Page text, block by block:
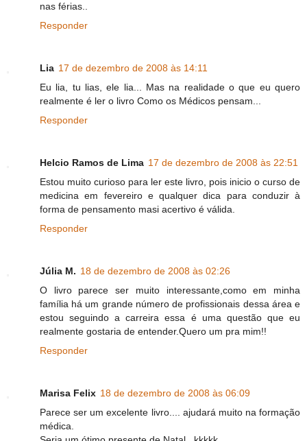
nas férias..
Responder
Lia 17 de dezembro de 2008 às 14:11
Eu lia, tu lias, ele lia... Mas na realidade o que eu quero
realmente é ler o livro Como os Médicos pensam...
Responder
Helcio Ramos de Lima 17 de dezembro de 2008 às 22:51
Estou muito curioso para ler este livro, pois inicio o curso de
medicina em fevereiro e qualquer dica para conduzir à
forma de pensamento masi acertivo é válida.
Responder
Júlia M. 18 de dezembro de 2008 às 02:26
O livro parece ser muito interessante,como em minha
família há um grande número de profissionais dessa área e
estou seguindo a carreira essa é uma questão que eu
realmente gostaria de entender.Quero um pra mim!!
Responder
Marisa Felix 18 de dezembro de 2008 às 06:09
Parece ser um excelente livro.... ajudará muito na formação
médica.